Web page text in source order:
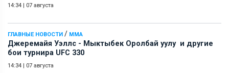
14:34 | 07 августа
ГЛАВНЫЕ НОВОСТИ / ММА
Джеремайя Уэллс - Мыктыбек Оролбай уулу и другие
бои турнира UFC 330
14:34 | 07 августа